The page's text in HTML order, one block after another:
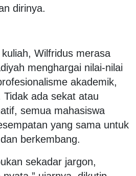
dirinya.
Wilfridus merasa
menghargai nilai-nilai
akademik,
ada sekat atau
semua mahasiswa
yang sama untuk
berkembang.
sekadar jargon,